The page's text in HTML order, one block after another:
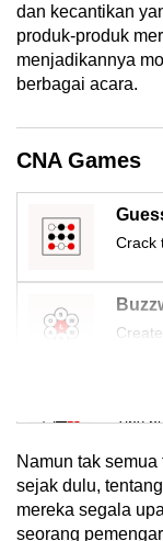
dan kecantikan
produk-produk
menjadikannya
berbagai acara.
CNA Games
Crack
Mini
Tiny
Mini
Small
Namun tak
sejak dulu,
mereka segala
seorang
Upgraded
but
still
issues?
Contact
us